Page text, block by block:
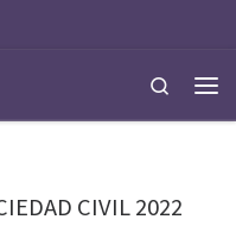
Search
CIVIL 2022